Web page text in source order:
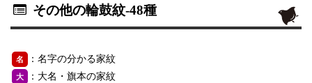
その他の輪鼓紋-48種
名 ：名字の分かる家紋
大 ：大名・旗本の家紋